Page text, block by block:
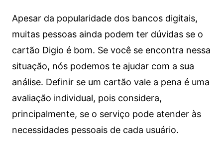
Apesar da popularidade dos bancos digitais,
muitas pessoas ainda podem ter dúvidas se o
cartão Digio é bom. Se você se encontra nessa
situação, nós podemos te ajudar com a sua
análise. Definir se um cartão vale a pena é uma
avaliação individual, pois considera,
principalmente, se o serviço pode atender às
necessidades pessoais de cada usuário.